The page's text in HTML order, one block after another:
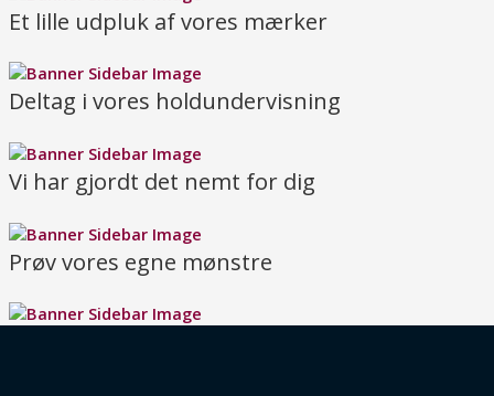
Et lille udpluk af vores mærker
Deltag i vores holdundervisning
Vi har gjordt det nemt for dig
Prøv vores egne mønstre